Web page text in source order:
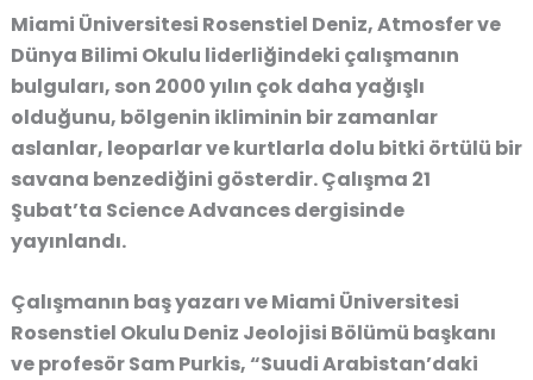
Miami Üniversitesi Rosenstiel Deniz, Atmosfer ve
Dünya Bilimi Okulu liderliğindeki çalışmanın
bulguları, son 2000 yılın çok daha yağışlı
olduğunu, bölgenin ikliminin bir zamanlar
aslanlar, leoparlar ve kurtlarla dolu bitki örtülü bir
savana benzediğini gösterdir. Çalışma 21
Şubat’ta Science Advances dergisinde
yayınlandı.
Çalışmanın baş yazarı ve Miami Üniversitesi
Rosenstiel Okulu Deniz Jeolojisi Bölümü başkanı
ve profesör Sam Purkis, “Suudi Arabistan’daki